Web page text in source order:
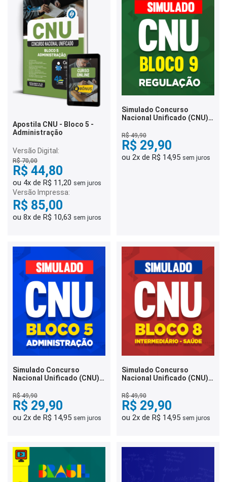
Apostila CNU - Bloco 5 -
Administração
Versão Digital:
R$ 70,00
R$ 44,80
ou 4x de R$ 11,20 sem juros
Versão Impressa:
R$ 85,00
ou 8x de R$ 10,63 sem juros
Simulado Concurso
Nacional Unificado (CNU) -
Regulação
R$ 49,90
R$ 29,90
ou 2x de R$ 14,95 sem juros
Simulado Concurso
Nacional Unificado (CNU) -
R$ 49,90
R$ 29,90
ou 2x de R$ 14,95 sem juros
Simulado Concurso
Nacional Unificado (CNU) -
Saúde
R$ 49,90
R$ 29,90
ou 2x de R$ 14,95 sem juros